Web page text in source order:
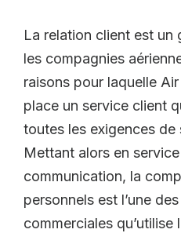
La relation client est un
les compagnies
raisons pour laquelle
place un service client
toutes les exigences de
Mettant alors en
communication, la
personnels est l’une
commerciales qu’utilise